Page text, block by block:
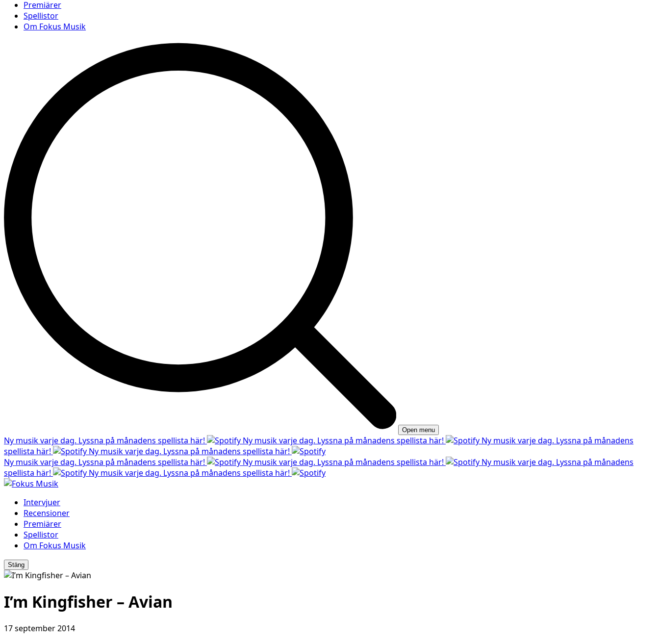
Premiärer
Spellistor
Om Fokus Musik
Open menu
Ny musik varje dag. Lyssna på månadens spellista här! Ny musik varje dag. Lyssna på månadens spellista här!
Ny musik varje dag. Lyssna på månadens
spellista här!
Ny musik varje dag. Lyssna på månadens spellista här!
Ny musik varje dag. Lyssna på månadens spellista här!
Ny musik varje dag. Lyssna på månadens spellista här!
Ny musik varje dag. Lyssna på månadens
spellista här!
Ny musik varje dag. Lyssna på månadens spellista här!
Intervjuer
Recensioner
Premiärer
Spellistor
Om Fokus Musik
Stäng
I’m Kingfisher – Avian
17 september 2014